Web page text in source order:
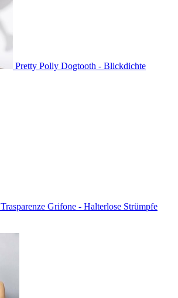
Pretty Polly Dogtooth - Blickdichte
Trasparenze Grifone - Halterlose Strümpfe